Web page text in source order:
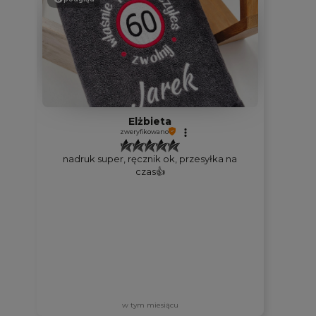
Elżbieta
zweryfikowano
nadruk super, ręcznik ok, przesyłka na
czas👍️
w tym miesiącu